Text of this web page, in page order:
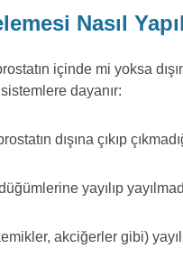
Nasıl
içinde mi yoksa
dayanır:
dışına çıkıp
yayılıp
akciğerler gibi)